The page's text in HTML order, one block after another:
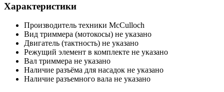
Характеристики
Производитель техники McCulloch
Вид триммера (мотокосы) не указано
Двигатель (тактность) не указано
Режущий элемент в комплекте не указано
Вал триммера не указано
Наличие разъёма для насадок не указано
Наличие разъемного вала не указано